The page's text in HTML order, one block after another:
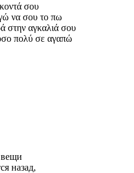
σου
να σου το πω
στην αγκαλιά σου
πολύ σε αγαπώ
вещи
назад,